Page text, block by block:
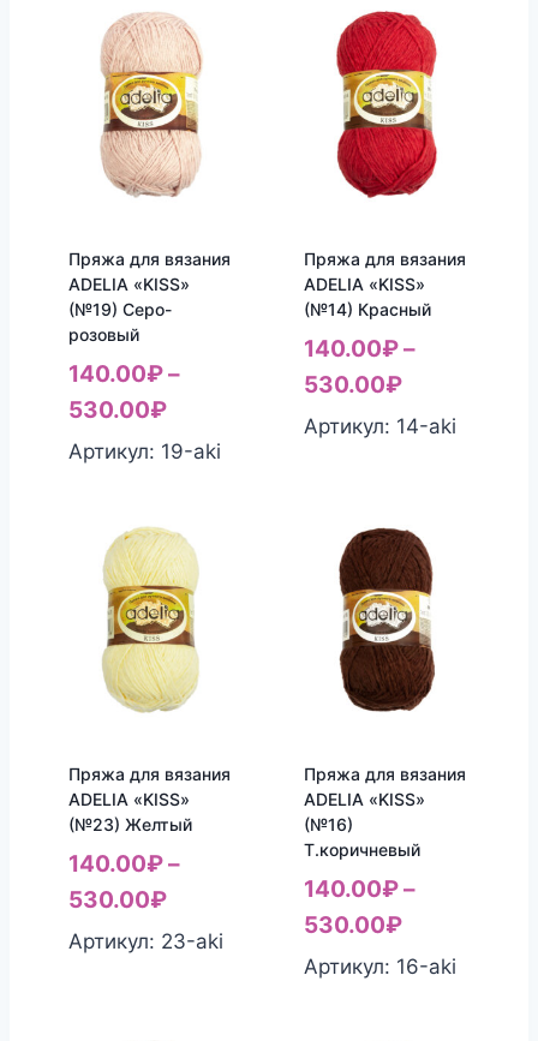
Пряжа для вязания
ADELIA «KISS»
(№19) Серо-
розовый
140.00₽–
530.00₽
Артикул: 19-aki
Пряжа для вязания
ADELIA «KISS»
(№14) Красный
140.00₽–
530.00₽
Артикул: 14-aki
Пряжа для вязания
ADELIA «KISS»
(№23) Желтый
140.00₽–
530.00₽
Артикул: 23-aki
Пряжа для вязания
ADELIA «KISS»
(№16)
Т.коричневый
140.00₽–
530.00₽
Артикул: 16-aki